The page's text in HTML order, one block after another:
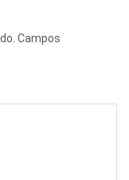
Campos